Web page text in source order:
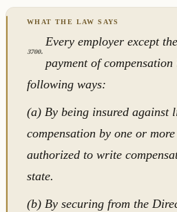
3700.
Every employer except
payment of
following ways:
(a) By being insured against
compensation by one or
authorized to write
state.
(b) By securing from the